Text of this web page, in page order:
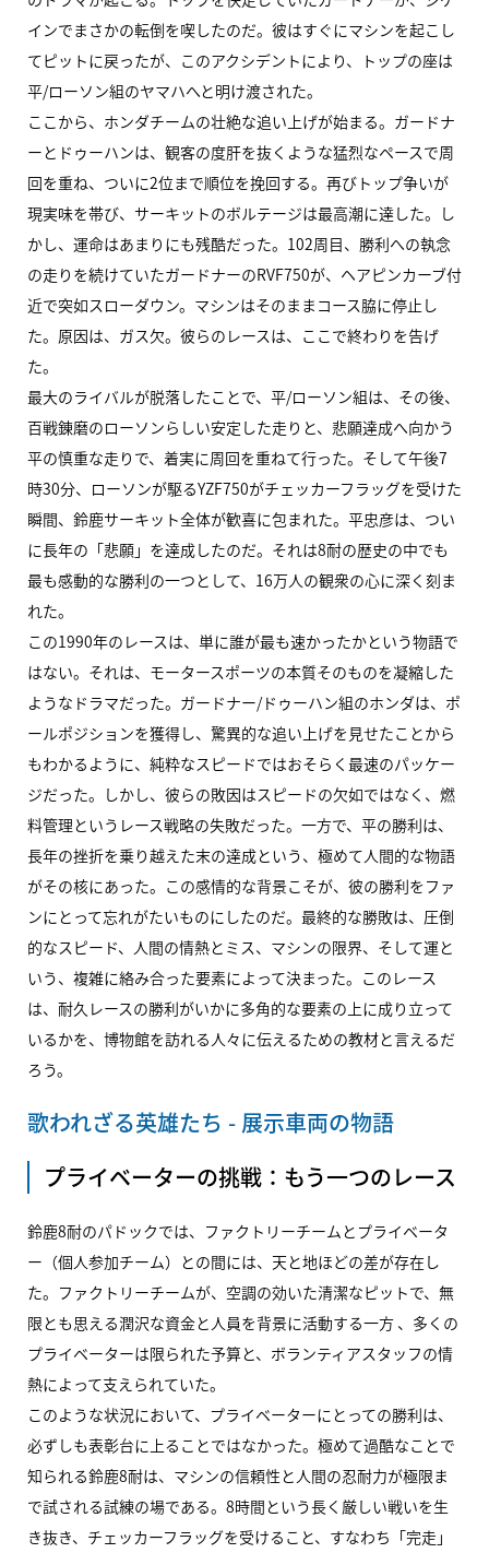
インでまさかの転倒を喫したのだ。彼はすぐにマシンを起こし
てピットに戻ったが、このアクシデントにより、トップの座は
平/ローソン組のヤマハへと明け渡された。
ここから、ホンダチームの壮絶な追い上げが始まる。ガードナ
ーとドゥーハンは、観客の度肝を抜くような猛烈なペースで周
回を重ね、ついに2位まで順位を挽回する。再びトップ争いが
現実味を帯び、サーキットのボルテージは最高潮に達した。し
かし、運命はあまりにも残酷だった。102周目、勝利への執念
の走りを続けていたガードナーのRVF750が、ヘアピンカーブ付
近で突如スローダウン。マシンはそのままコース脇に停止し
た。原因は、ガス欠。彼らのレースは、ここで終わりを告げ
た。
最大のライバルが脱落したことで、平/ローソン組は、その後、
百戦錬磨のローソンらしい安定した走りと、悲願達成へ向かう
平の慎重な走りで、着実に周回を重ねて行った。そして午後7
時30分、ローソンが駆るYZF750がチェッカーフラッグを受けた
瞬間、鈴鹿サーキット全体が歓喜に包まれた。平忠彦は、つい
に長年の「悲願」を達成したのだ。それは8耐の歴史の中でも
最も感動的な勝利の一つとして、16万人の観衆の心に深く刻ま
れた。
この1990年のレースは、単に誰が最も速かったかという物語で
はない。それは、モータースポーツの本質そのものを凝縮した
ようなドラマだった。ガードナー/ドゥーハン組のホンダは、ポ
ールポジションを獲得し、驚異的な追い上げを見せたことから
もわかるように、純粋なスピードではおそらく最速のパッケー
ジだった。しかし、彼らの敗因はスピードの欠如ではなく、燃
料管理というレース戦略の失敗だった。一方で、平の勝利は、
長年の挫折を乗り越えた末の達成という、極めて人間的な物語
がその核にあった。この感情的な背景こそが、彼の勝利をファ
ンにとって忘れがたいものにしたのだ。最終的な勝敗は、圧倒
的なスピード、人間の情熱とミス、マシンの限界、そして運と
いう、複雑に絡み合った要素によって決まった。このレース
は、耐久レースの勝利がいかに多角的な要素の上に成り立って
いるかを、博物館を訪れる人々に伝えるための教材と言えるだ
ろう。
歌われざる英雄たち - 展示車両の物語
プライベーターの挑戦：もう一つのレース
鈴鹿8耐のパドックでは、ファクトリーチームとプライベータ
ー（個人参加チーム）との間には、天と地ほどの差が存在し
た。ファクトリーチームが、空調の効いた清潔なピットで、無
限とも思える潤沢な資金と人員を背景に活動する一方 、多くの
プライベーターは限られた予算と、ボランティアスタッフの情
熱によって支えられていた。
このような状況において、プライベーターにとっての勝利は、
必ずしも表彰台に上ることではなかった。極めて過酷なことで
知られる鈴鹿8耐は、マシンの信頼性と人間の忍耐力が極限ま
で試される試練の場である。8時間という長く厳しい戦いを生
き抜き、チェッカーフラッグを受けること、すなわち「完走」